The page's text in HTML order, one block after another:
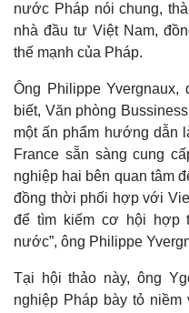
nước Pháp nói chung,
nhà đầu tư Việt Nam,
thế mạnh của Pháp.
Ông Philippe Yvergnaux,
biết, Văn phòng
một ấn phẩm hướng dẫn
France sẵn sàng cung
nghiệp hai bên quan tâm
đồng thời phối hợp với
để tìm kiếm cơ hội hợp
nước”, ông Philippe
Tại hội thảo này, ông
nghiệp Pháp bày tỏ